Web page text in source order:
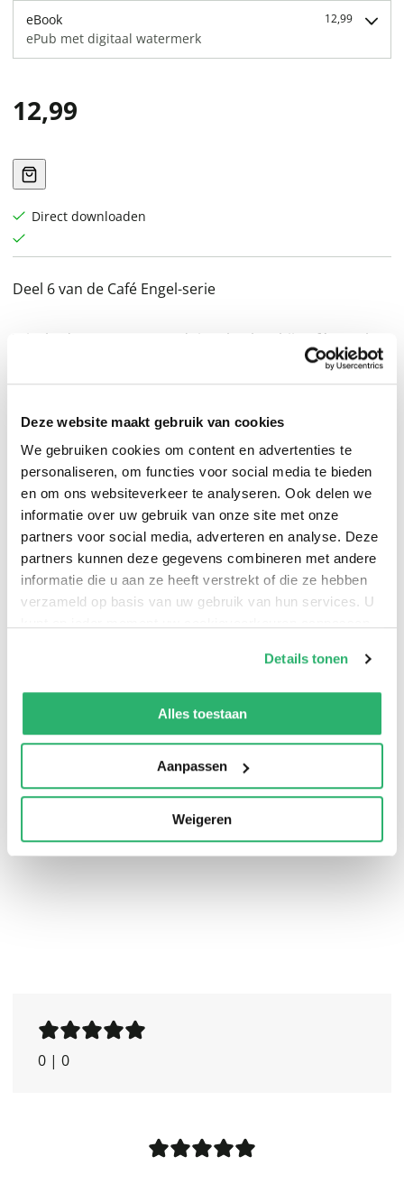
Deze website maakt gebruik van cookies
We gebruiken cookies om content en advertenties te
personaliseren, om functies voor social media te bieden
en om ons websiteverkeer te analyseren. Ook delen we
informatie over uw gebruik van onze site met onze
partners voor social media, adverteren en analyse. Deze
partners kunnen deze gegevens combineren met andere
informatie die u aan ze heeft verstrekt of die ze hebben
verzameld op basis van uw gebruik van hun services. U
kunnen ontvangen en verwerken.
Details tonen
Alles toestaan
Aanpassen
Weigeren
eBook 12,99
ePub met digitaal watermerk
12,99
Direct downloaden
Deel 6 van de Café Engel-serie
Wiesbaden, 1968. Er wordt ingebroken bij Café Engel.
De familie Koch is diep geschokt. Maar als Hilde bij het
opruimen van de puinhoop een oude foto uit de tijd
van de laatste keizer vindt, komt er een aangename
verrassing aan het licht: haar café bestaat binnenkort
100 jaar – en dat moet gevierd worden!
De voorbereidingen op het feest worden echter
overschaduwd door onverwachte gebeurtenissen.
Terwijl Hilde kampt met gezondheidsproblemen, raakt
haar zoon Andi zijdelings betrokken bij de chaos van de
In de pers
‘Liefde, intriges en geheimen: deze historische romans
lees je gegarandeerd in een wip uit.’
0 | 0